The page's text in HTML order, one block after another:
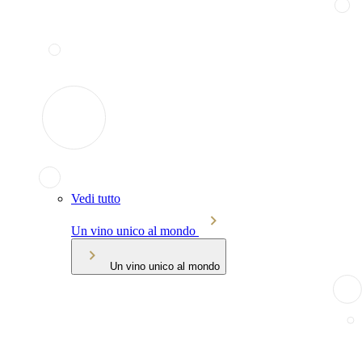
Vedi tutto
Un vino unico al mondo
Un vino unico al mondo